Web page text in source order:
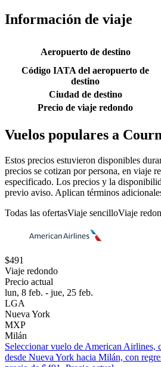
Información de viaje
Aeropuerto de destino
Código IATA del aeropuerto de
destino
Ciudad de destino
Precio de viaje redondo
Vuelos populares a
Estos precios estuvieron disponibles
precios se cotizan por persona, en viaje
especificado. Los precios y la
previo aviso. Aplican términos
Todas las ofertasViaje sencilloViaje
$491
Viaje redondo
Precio actual
lun, 8 feb. - jue, 25 feb.
LGA
Nueva York
MXP
Milán
Seleccionar vuelo de American Airlines,
desde Nueva York hacia Milán, con